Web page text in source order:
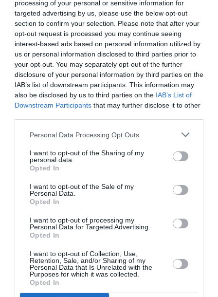
processing of your personal or sensitive information for
targeted advertising by us, please use the below opt-out
section to confirm your selection. Please note that after your
opt-out request is processed you may continue seeing
interest-based ads based on personal information utilized by
us or personal information disclosed to third parties prior to
your opt-out. You may separately opt-out of the further
disclosure of your personal information by third parties on the
IAB’s list of downstream participants. This information may
also be disclosed by us to third parties on the IAB’s List of
Downstream Participants that may further disclose it to other
Personal Data Processing Opt Outs
I want to opt-out of the Sharing of my
personal data.
Opted In
I want to opt-out of the Sale of my
Personal Data.
Opted In
I want to opt-out of processing my
Personal Data for Targeted Advertising.
Opted In
I want to opt-out of Collection, Use,
Retention, Sale, and/or Sharing of my
Personal Data that Is Unrelated with the
Purposes for which it was collected.
Opted In
Τοποθεσία:
Εθνικό Αρχαιολογικό Μουσείο - Καφέ, 28ης
Οκτωβρίου (Πατησίων) 44, Αθήνα
Εθνικό Αρχαιολογικό Μουσείο
Πληροφορίες / Κρατήσεις:
Τηλ.: 213214 4800, -4856 |namuseum.gr
Ακολουθήστε το Culturenow.gr στο Google News
Δείτε όλα τατελευταία νέα
Νέοι Διαγωνισμοί
Tags
ΕΙΚΑΣΤΙΚΕΣ ΕΚΘΕΣΕΙΣ
Newsletter